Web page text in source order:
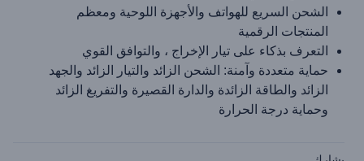
الشحن السريع للهواتف والأجهزة اللوحية ومعظم
المنتجات الرقمية
التعرف بذكاء على تيار الإخراج ، والتوافق القوي
حماية متعددة وآمنة: الشحن الزائد والتيار الزائد والجهد
الزائد والطاقة الزائدة والدارة القصيرة والتفريغ الزائد
وحماية درجة الحرارة